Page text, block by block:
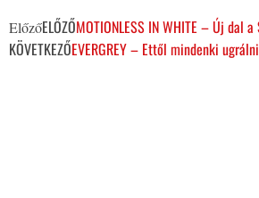
ElőzőELŐZŐMOTIONLESS IN WHITE – Új dal
KÖVETKEZŐEVERGREY – Ettől mindenki